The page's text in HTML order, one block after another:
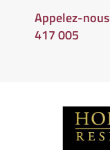
Appelez-
417 005